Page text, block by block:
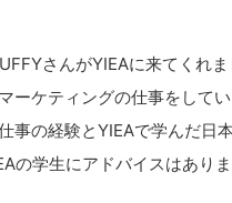
さんがYIEAに来てくれ
ーケティングの仕事をして
事の経験とYIEAで学んだ日
の学生にアドバイスはあり